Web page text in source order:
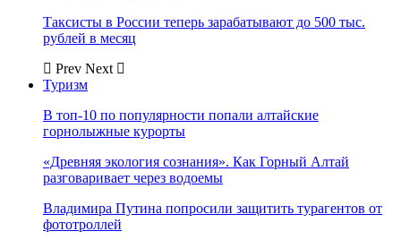
Таксисты в России теперь зарабатывают до 500 тыс.
рублей в месяц
Prev Next
Туризм
В топ-10 по популярности попали алтайские
горнолыжные курорты
«Древняя экология сознания». Как Горный Алтай
разговаривает через водоемы
Владимира Путина попросили защитить турагентов от
фототроллей